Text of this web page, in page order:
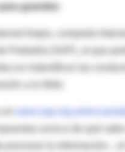
grandes
limpia, comparta
Pediatría (SAP), al que
es indentificar las
www.sap.org.ar/